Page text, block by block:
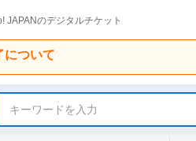
のデジタルチケット
について
キーワードを入力